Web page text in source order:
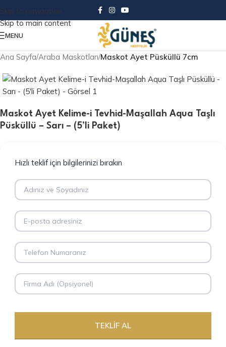
Skip to navigation
Skip to main content
MENU
Ana Sayfa Araba Maskotları Maskot Ayet Püsküllü 7cm
Maskot Ayet Kelime-i Tevhid-Maşallah Aqua Taşlı
Püsküllü – Sarı – (5’li Paket)
Hızlı teklif için bilgilerinizi bırakın